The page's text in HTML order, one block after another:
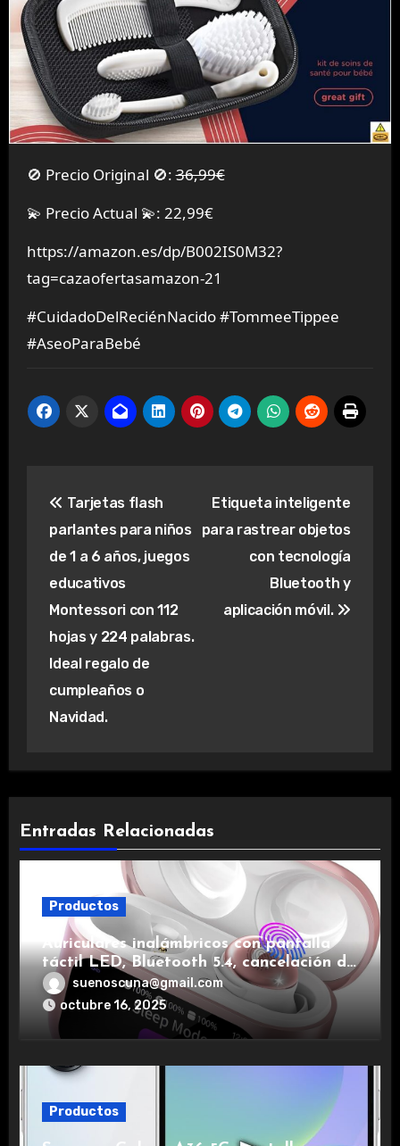
🚫 Precio Original 🚫:36,99€
💫 Precio Actual 💫: 22,99€
https://amazon.es/dp/B002IS0M32?
tag=cazaofertasamazon-21
#CuidadoDelReciénNacido #TommeeTippee
#AseoParaBebé
de
entradas
Tarjetas flash
parlantes para niños
de 1 a 6 años, juegos
educativos
Montessori con 112
hojas y 224 palabras.
Ideal regalo de
cumpleaños o
Navidad.
Etiqueta inteligente
para rastrear objetos
con tecnología
Bluetooth y
aplicación móvil.
Entradas Relacionadas
Productos
Auriculares inalámbricos con pantalla
táctil LED, Bluetooth 5.4, cancelación de
ruido, impermeables y de larga duración.
suenoscuna@gmail.com
octubre 16, 2025
Productos